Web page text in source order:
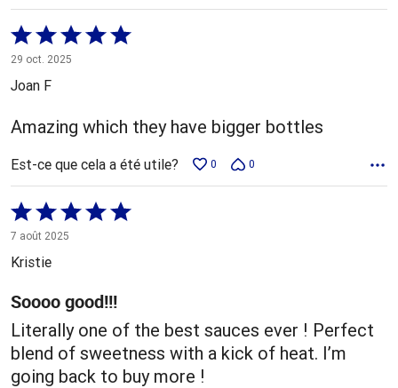
Coté
5 sur
5
29 oct. 2025
Joan F
Amazing which they have bigger bottles
Est-ce que cela a été utile? 0 0
Coté
5 sur
5
7 août 2025
Kristie
Soooo good!!!
Literally one of the best sauces ever ! Perfect
blend of sweetness with a kick of heat. I’m
going back to buy more !